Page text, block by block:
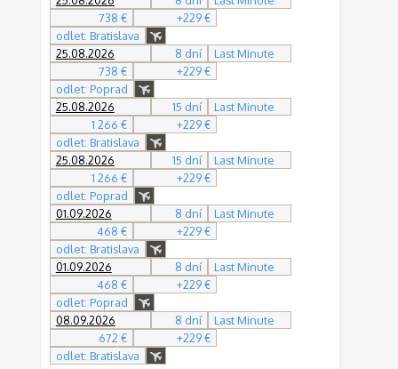
738 €
+229 €
odlet: Bratislava
25.08.2026
8 dní
Last Minute
738 €
+229 €
odlet: Poprad
25.08.2026
15 dní
Last Minute
1 266 €
+229 €
odlet: Bratislava
25.08.2026
15 dní
Last Minute
1 266 €
+229 €
odlet: Poprad
01.09.2026
8 dní
Last Minute
468 €
+229 €
odlet: Bratislava
01.09.2026
8 dní
Last Minute
468 €
+229 €
odlet: Poprad
08.09.2026
8 dní
Last Minute
672 €
+229 €
odlet: Bratislava